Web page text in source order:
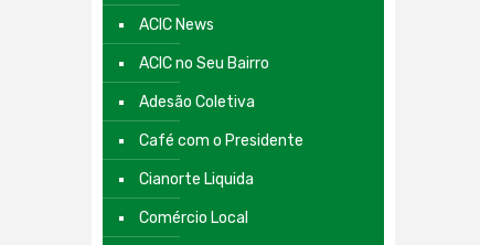
ACIC News
ACIC no Seu Bairro
Adesão Coletiva
Café com o Presidente
Cianorte Liquida
Comércio Local